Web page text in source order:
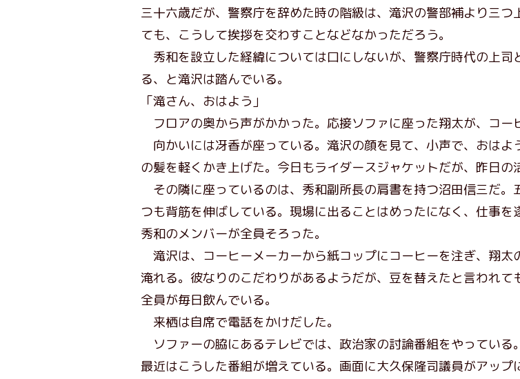
三十六歳だが、警察庁を辞めた時の階級は、滝沢の警部補より三
ても、こうして挨拶を交わすことなどなかっただろう。
秀和を設立した経緯については口にしないが、警察庁時代の上
る、と滝沢は踏んでいる。
「滝さん、おはよう」
フロアの奥から声がかかった。応接ソファに座った翔太が、コー
向かいには冴香が座っている。滝沢の顔を見て、小声で、おは
の髪を軽くかき上げた。今日もライダースジャケットだが、昨日の
その隣に座っているのは、秀和副所長の肩書を持つ沼田信三だ
つも背筋を伸ばしている。現場に出ることはめったになく、仕事
秀和のメンバーが全員そろった。
滝沢は、コーヒーメーカーから紙コップにコーヒーを注ぎ、翔
淹れる。彼なりのこだわりがあるようだが、豆を替えたと言われて
全員が毎日飲んでいる。
来栖は自席で電話をかけだした。
ソファーの脇にあるテレビでは、政治家の討論番組をやっている
最近はこうした番組が増えている。画面に大久保隆司議員がアッ